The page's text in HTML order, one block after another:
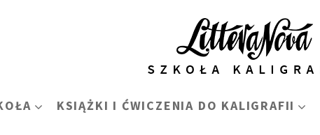
KSIĄŻKI I ĆWICZENIA DO KALIGRAFII